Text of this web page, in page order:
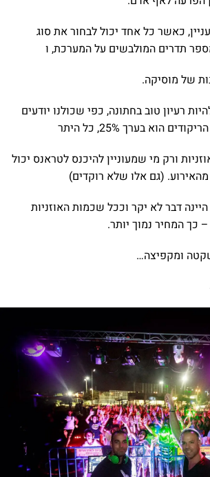
כאשר כל אחד יכול לבחור את סוג
תדרים המולבשים על המערכת, ו
של מוסיקה.
רעיון טוב בחתונה, כפי שכולנו יודעים
הוא בערך 25%, כל היתר
ורק מי שמעוניין להיכנס לטראנס יכול
מהאירוע. (גם אלו שלא רוקדים)
דבר לא יקר וככל שכמות האוזניות
כך המחיר נמוך יותר.
ומקפיצה…